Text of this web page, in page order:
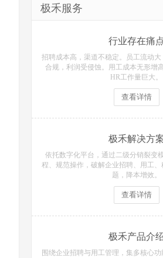
极禾服务
行业存在痛
招聘成本高，渠道不稳定。员工流动
合规，利润受侵蚀。用工成本无形增
HR工作量巨大。
查看详情
极禾解决方
依托数字化平台，通过二级分销裂变
程、规范操作，破解企业招聘、用工
题，降本增效。
查看详情
极禾产品介
围绕企业招聘与用工管理，集多核心